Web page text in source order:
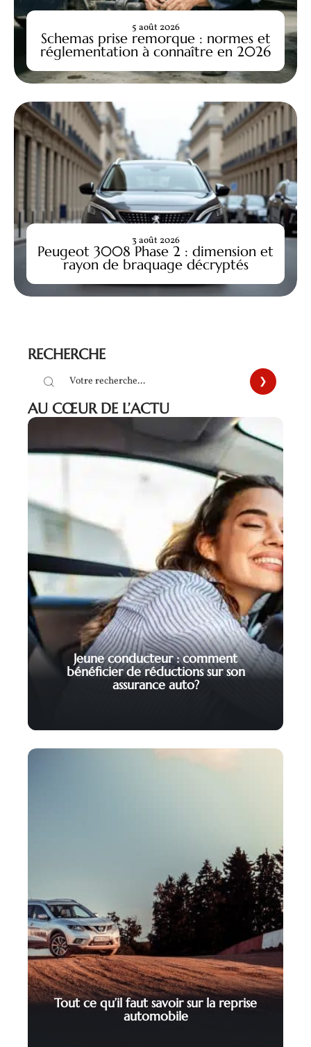
Schemas prise remorque : normes et
réglementation à connaître en 2026
5 août 2026
Peugeot 3008 Phase 2 : dimension et
rayon de braquage décryptés
3 août 2026
RECHERCHE
AU CŒUR DE L’ACTU
Jeune conducteur : comment
bénéficier de réductions sur son
assurance auto?
Tout ce qu’il faut savoir sur la reprise
automobile